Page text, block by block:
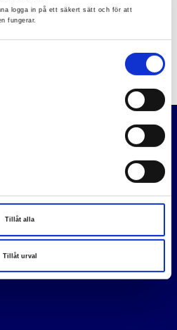
logga in på ett säkert sätt och för att
fungerar.
Tillåt alla
Tillåt urval
rätt förutsättningar att göra ett